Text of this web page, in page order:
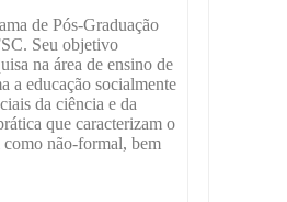
de Pós-Graduação
Seu objetivo
na área de ensino de
a educação socialmente
da ciência e da
que caracterizam o
como não-formal, bem